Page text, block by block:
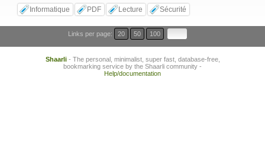
Informatique PDF Lecture Sécurité
Links per page: 20 50 100
Shaarli- The personal, minimalist, super fast, database-free,
bookmarking service by the Shaarli community -
Help/documentation